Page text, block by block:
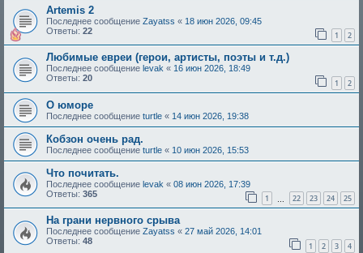
Artemis 2
Последнее сообщение Zayatss « 18 июн 2026, 09:45
Ответы: 22 1 2
Любимые евреи (герои, артисты, поэты и т.д.)
Последнее сообщение levak « 16 июн 2026, 18:49
Ответы: 20 1 2
О юморе
Последнее сообщение turtle « 14 июн 2026, 19:38
Кобзон очень рад.
Последнее сообщение turtle « 10 июн 2026, 15:53
Что почитать.
Последнее сообщение levak « 08 июн 2026, 17:39
Ответы: 365 1 22 23 24 25
На грани нервного срыва
Последнее сообщение Zayatss « 27 май 2026, 14:01
Ответы: 48 1 2 3 4